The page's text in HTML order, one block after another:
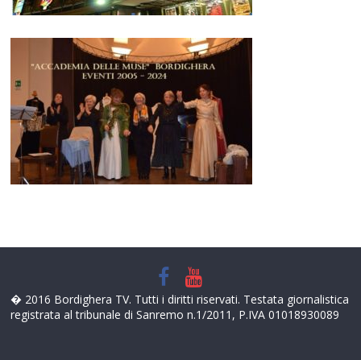
� 2016 Bordighera TV. Tutti i diritti riservati. Testata giornalistica
registrata al tribunale di Sanremo n.1/2011, P.IVA 01018930089